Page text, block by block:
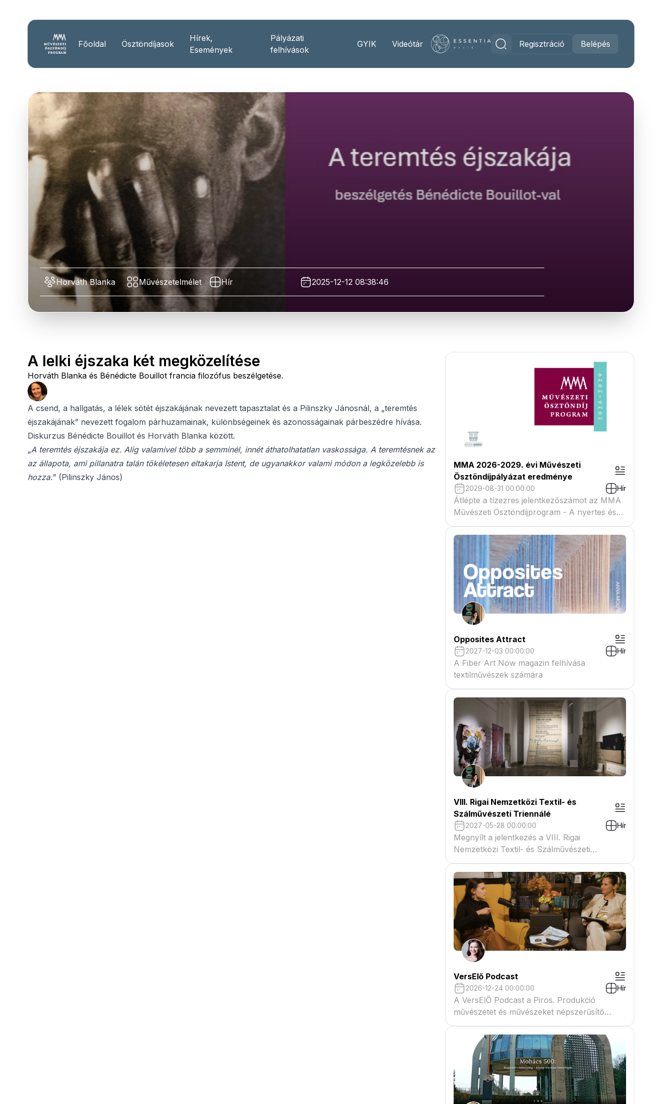
Főoldal Ösztöndíjasok
Hírek,
Események
Pályázati
felhívások
GYIK Videótár Regisztráció Belépés
Horváth Blanka Művészetelmélet Hír 2025-12-12 08:38:46
A lelki éjszaka két megközelítése
Horváth Blanka és Bénédicte Bouillot francia filozófus beszélgetése.
A csend, a hallgatás, a lélek sötét éjszakájának nevezett tapasztalat és a Pilinszky Jánosnál, a „teremtés
éjszakájának” nevezett fogalom párhuzamainak, különbségeinek és azonosságainak párbeszédre hívása.
Diskurzus Bénédicte Bouillot és Horváth Blanka között.
„A teremtés éjszakája ez. Alig valamivel több a semminél, innét áthatolhatatlan vaskossága. A teremtésnek az
az állapota, ami pillanatra talán tökéletesen eltakarja Istent, de ugyanakkor valami módon a legközelebb is
hozza.” (Pilinszky János)
MMA 2026-2029. évi Művészeti
Ösztöndíjpályázat eredménye
2029-08-31 00:00:00 Hír
Átlépte a tízezres jelentkezőszámot az MMA
Művészeti Ösztöndíjprogram - A nyertes és
tartaléklistás pályázók névsora megtekinthető
a csatolmányban
Opposites Attract
2027-12-03 00:00:00 Hír
A Fiber Art Now magazin felhívása
textilművészek számára
VIII. Rigai Nemzetközi Textil- és
Szálművészeti Triennálé
2027-05-28 00:00:00 Hír
Megnyílt a jelentkezés a VIII. Rigai
Nemzetközi Textil- és Szálművészeti
Triennáléra
VersElő Podcast
2026-12-24 00:00:00 Hír
A VersElŐ Podcast a Piros. Produkció
művészetet és művészeket népszerűsítő
beszélgető műsora